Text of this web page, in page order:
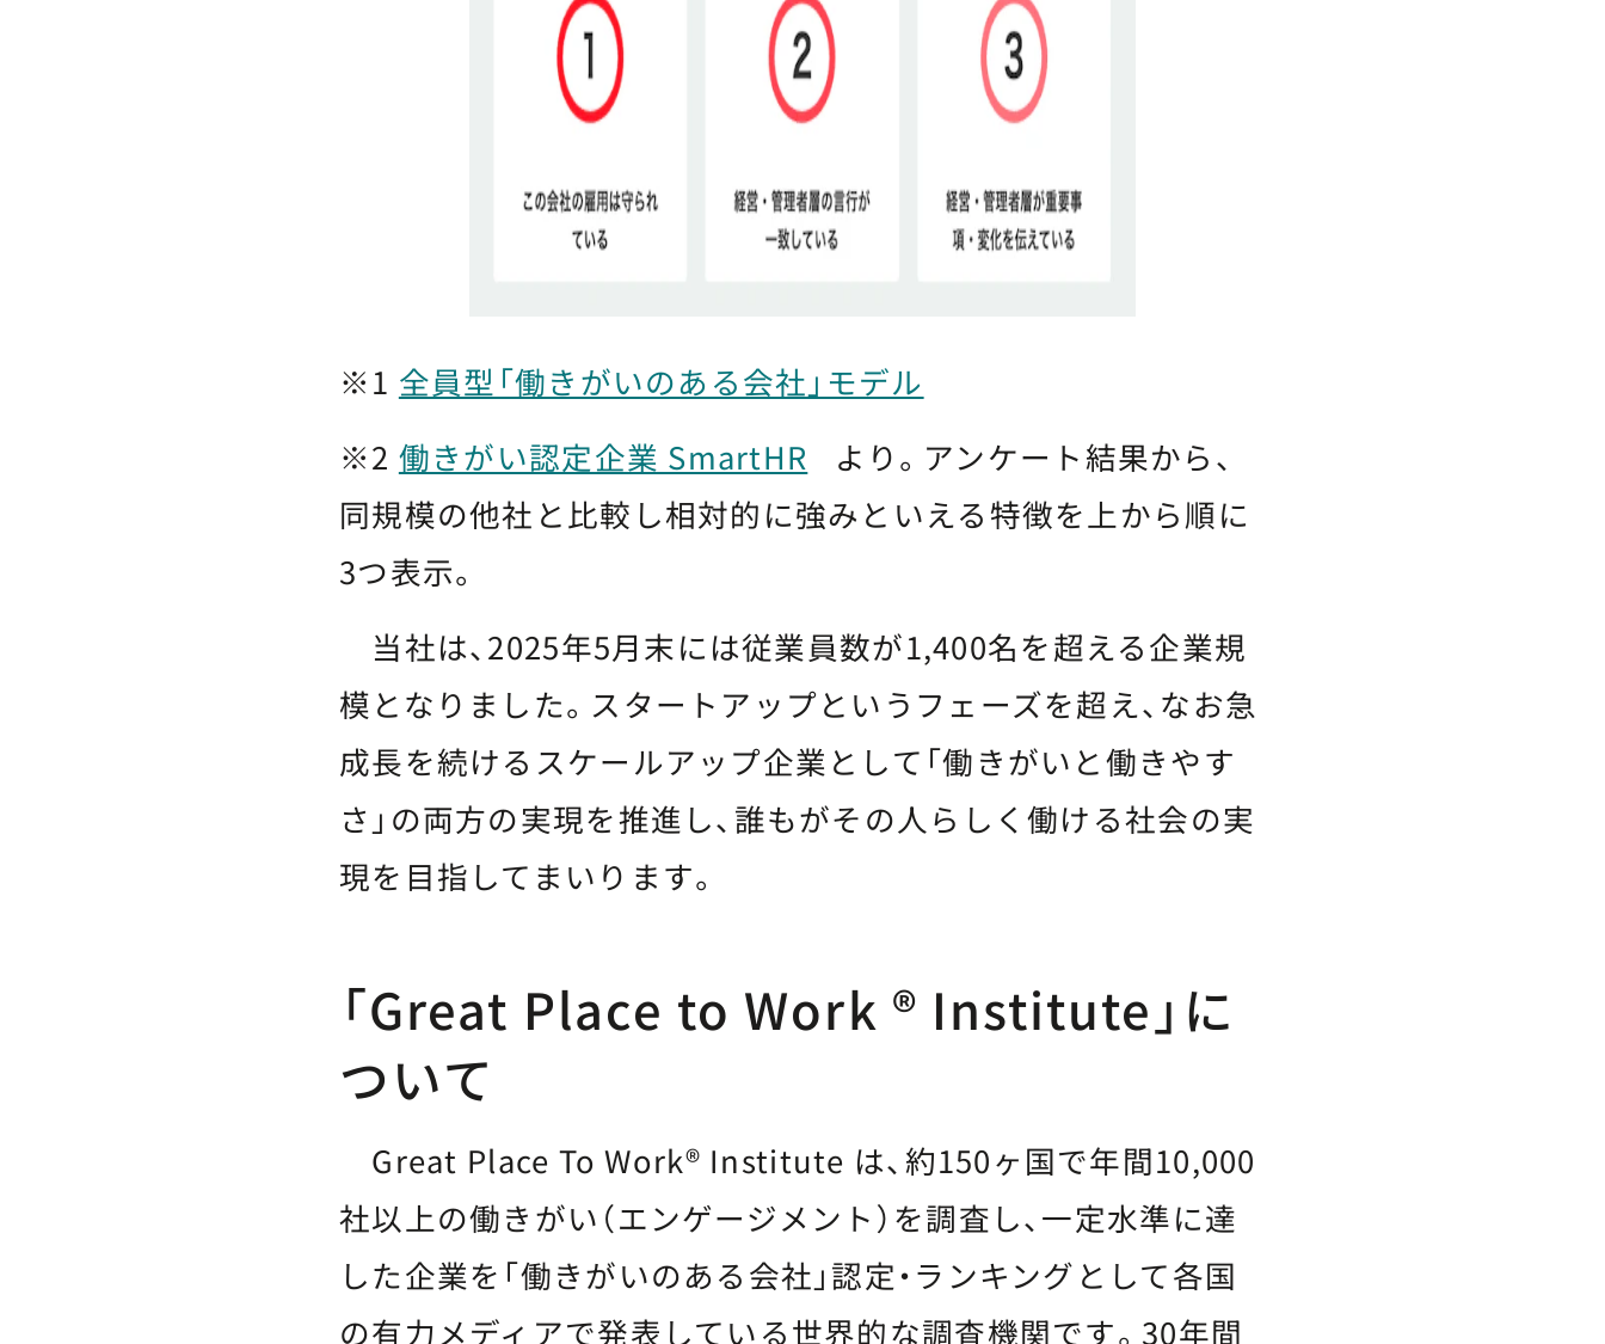
※1 全員型「働きがいのある会社」モデル
※2 働きがい認定企業 SmartHR
より。アンケート結果から、
同規模の他社と比較し相対的に強みといえる特徴を上から順に
3つ表示。
当社は、2025年5月末には従業員数が1,400名を超える企業規
模となりました。スタートアップというフェーズを超え、なお急
成長を続けるスケールアップ企業として「働きがいと働きやす
さ」の両方の実現を推進し、誰もがその人らしく働ける社会の実
現を目指してまいります。
「Great Place to Work ® Institute」に
ついて
Great Place To Work® Institute は、約150ヶ国で年間10,000
社以上の働きがい（エンゲージメント）を調査し、一定水準に達
した企業を「働きがいのある会社」認定・ランキングとして各国
の有力メディアで発表している世界的な調査機関です。30年間